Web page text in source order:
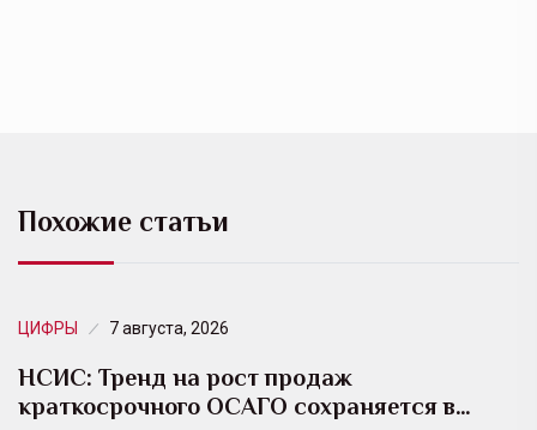
Похожие статьи
ЦИФРЫ 7 августа, 2026
НСИС: Тренд на рост продаж
краткосрочного ОСАГО сохраняется в…